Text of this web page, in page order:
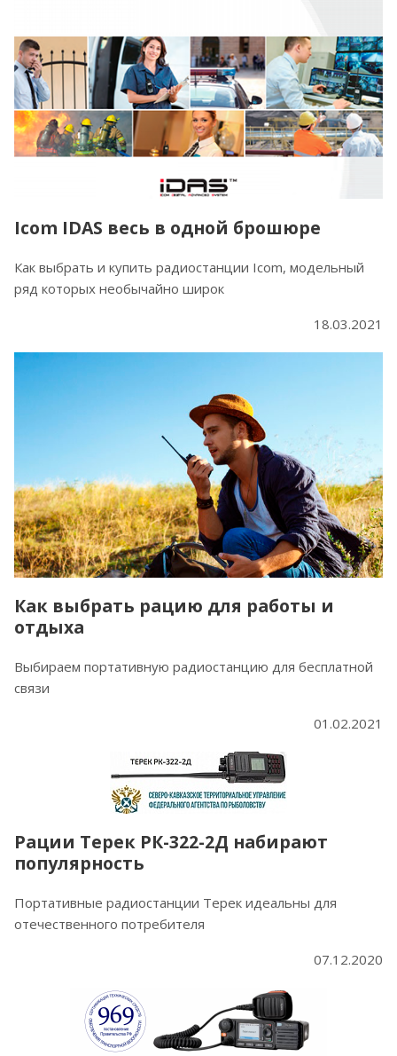
Icom IDAS весь в одной брошюре
Как выбрать и купить радиостанции Icom, модельный
ряд которых необычайно широк
18.03.2021
Как выбрать рацию для работы и
отдыха
Выбираем портативную радиостанцию для бесплатной
связи
01.02.2021
Рации Терек РК-322-2Д набирают
популярность
Портативные радиостанции Терек идеальны для
отечественного потребителя
07.12.2020